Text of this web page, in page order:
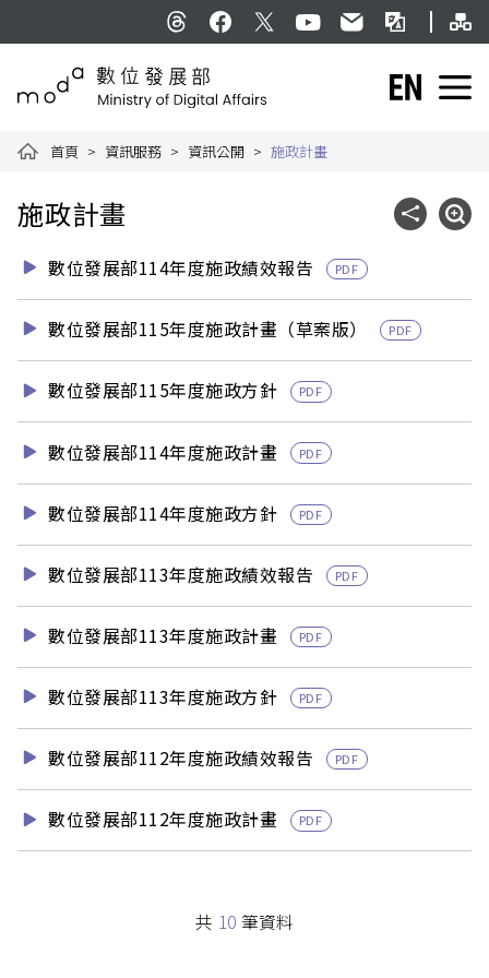
English
首頁 資訊服務 資訊公開 施政計畫
施政計畫 社群分享展開
數位發展部114年度施政績效報告 PDF
數位發展部115年度施政計畫（草案版） PDF
數位發展部115年度施政方針 PDF
數位發展部114年度施政計畫 PDF
數位發展部114年度施政方針 PDF
數位發展部113年度施政績效報告 PDF
數位發展部113年度施政計畫 PDF
數位發展部113年度施政方針 PDF
數位發展部112年度施政績效報告 PDF
數位發展部112年度施政計畫 PDF
共 10 筆資料